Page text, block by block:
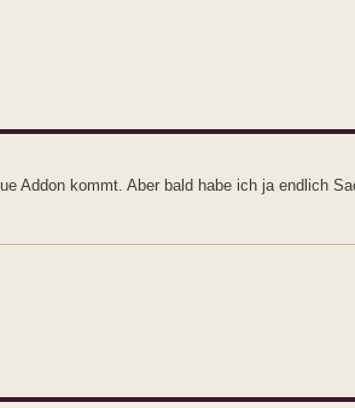
Addon kommt. Aber bald habe ich ja endlich